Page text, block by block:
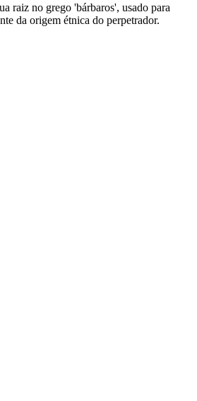
raiz no grego 'bárbaros', usado para
da origem étnica do perpetrador.